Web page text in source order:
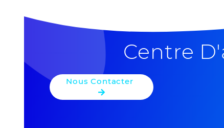
Centre
Nous Contacter